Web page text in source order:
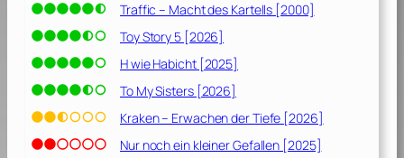
Traffic – Macht des Kartells [2000]
Toy Story 5 [2026]
H wie Habicht [2025]
To My Sisters [2026]
Kraken – Erwachen der Tiefe [2026]
Nur noch ein kleiner Gefallen [2025]